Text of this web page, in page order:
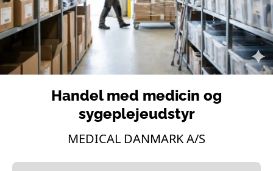
Handel med medicin og
sygeplejeudstyr
MEDICAL DANMARK A/S